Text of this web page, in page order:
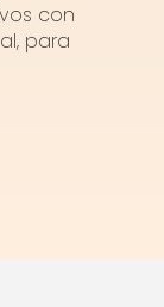
con
para